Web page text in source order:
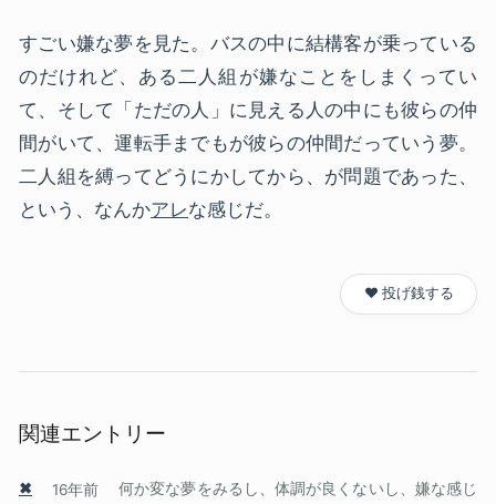
すごい嫌な夢を見た。バスの中に結構客が乗っている
のだけれど、ある二人組が嫌なことをしまくってい
て、そして「ただの人」に見える人の中にも彼らの仲
間がいて、運転手までもが彼らの仲間だっていう夢。
二人組を縛ってどうにかしてから、が問題であった、
という、なんかアレな感じだ。
❤️ 投げ銭する
関連エントリー
✖ 16年前
何か変な夢をみるし、体調が良くないし、嫌な感じ